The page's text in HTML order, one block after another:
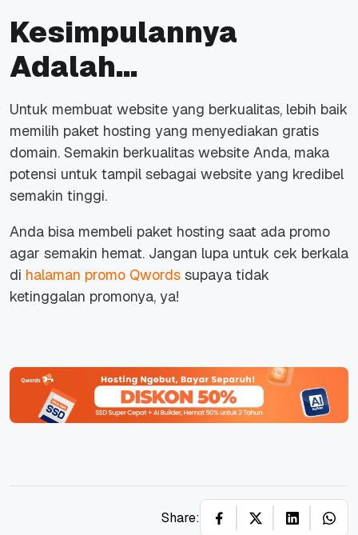
Kesimpulannya
Adalah…
Untuk membuat website yang berkualitas, lebih baik
memilih paket hosting yang menyediakan gratis
domain. Semakin berkualitas website Anda, maka
potensi untuk tampil sebagai website yang kredibel
semakin tinggi.
Anda bisa membeli paket hosting saat ada promo
agar semakin hemat. Jangan lupa untuk cek berkala
di halaman promo Qwords supaya tidak
ketinggalan promonya, ya!
Share: